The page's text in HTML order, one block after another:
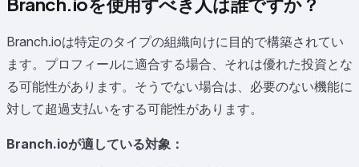
Branch.ioは特定のタイプの組織向けに目的で構築されてい
ます。プロフィールに適合する場合、それは優れた投資とな
る可能性があります。そうでない場合は、必要のない機能に
対して超過支払いをする可能性があります。
Branch.ioが適している対象：